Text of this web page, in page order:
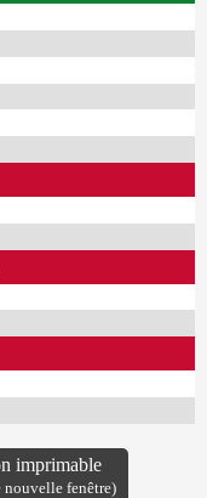
imprimable
nouvelle fenêtre)